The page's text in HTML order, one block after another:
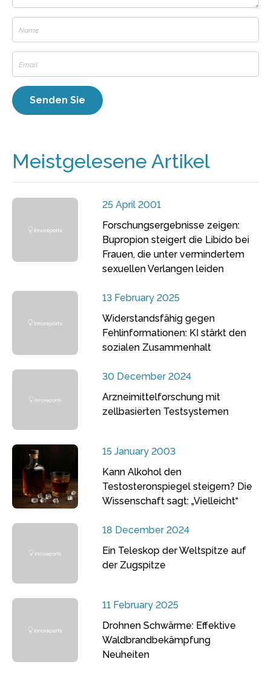
Meistgelesene Artikel
25 April 2001
Forschungsergebnisse zeigen:
Bupropion steigert die Libido bei
Frauen, die unter vermindertem
sexuellen Verlangen leiden
13 February 2025
Widerstandsfähig gegen
Fehlinformationen: KI stärkt den
sozialen Zusammenhalt
30 December 2024
Arzneimittelforschung mit
zellbasierten Testsystemen
15 January 2003
Kann Alkohol den
Testosteronspiegel steigern? Die
Wissenschaft sagt: „Vielleicht“
18 December 2024
Ein Teleskop der Weltspitze auf
der Zugspitze
11 February 2025
Drohnen Schwärme: Effektive
Waldbrandbekämpfung
Neuheiten